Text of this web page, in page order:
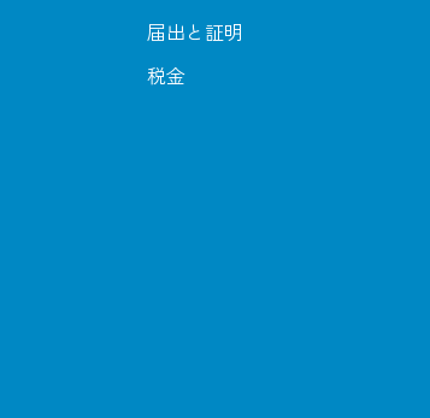
届出と証明
税金